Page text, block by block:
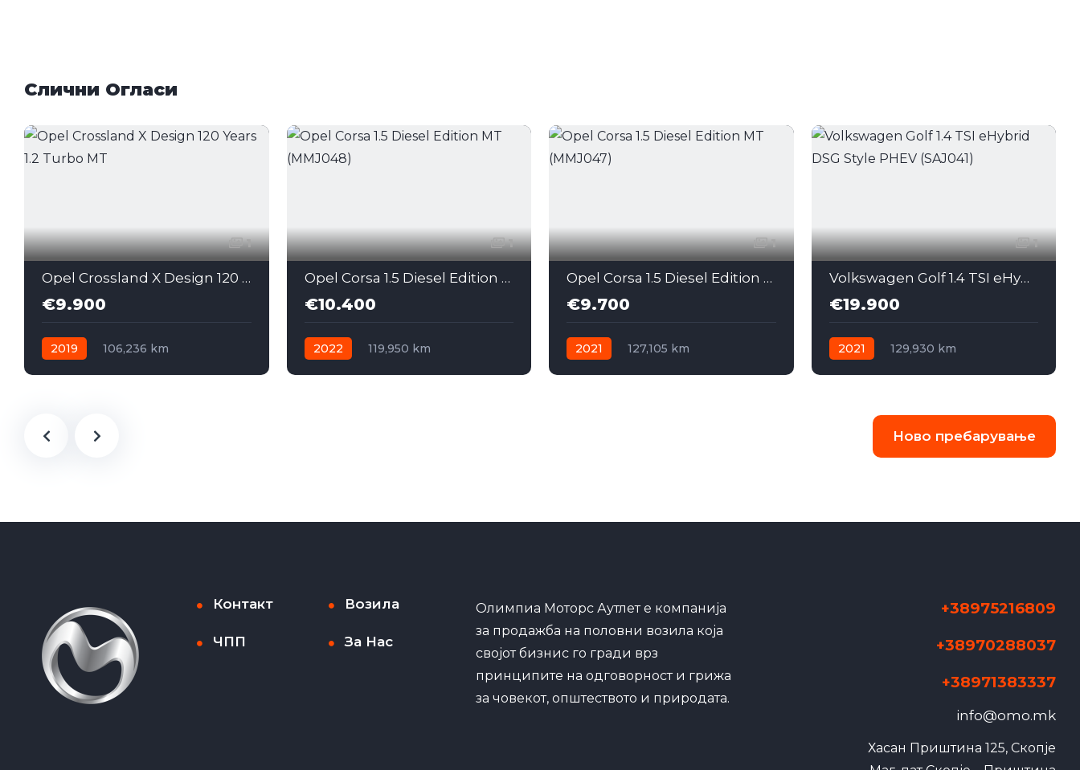
Слични Огласи
1
Opel Crossland X Design 120 Years 1.2 Turbo MT
€9.900
2019
106,236 km
1
Opel Corsa 1.5 Diesel Edition MT (MMJ048)
€10.400
2022
119,950 km
1
Opel Corsa 1.5 Diesel Edition MT (MMJ047)
€9.700
2021
127,105 km
1
Volkswagen Golf 1.4 TSI eHybrid DSG Style PHEV (SAJ041)
€19.900
2021
129,930 km
Ново пребарување
Контакт Возила
ЧПП За Нас
Олимпиа Моторс Аутлет е компанија
за продажба на половни возила која
својот бизнис го гради врз
принципите на одговорност и грижа
за човекот, општеството и природата.
+38975216809
+38970288037
+38971383337
info@omo.mk
Хасан Приштина 125, Скопје